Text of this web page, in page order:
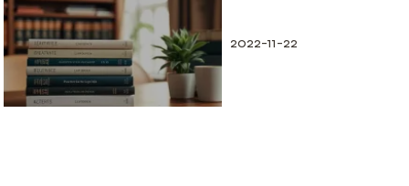
kwestie
2022-11-22